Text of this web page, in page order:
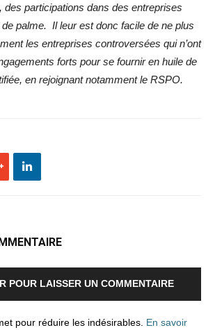
des participations dans des entreprises
de palme. Il leur est donc facile de ne plus
les entreprises controversées qui n’ont
forts pour se fournir en huile de
en rejoignant notamment le RSPO.
POUR LAISSER UN COMMENTAIRE
pour réduire les indésirables. En savoir